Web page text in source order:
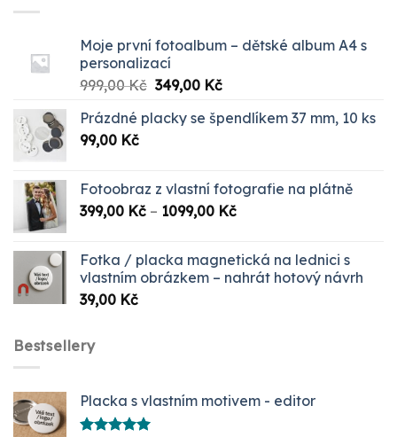
Moje první fotoalbum – dětské album A4 s
personalizací
999,00Kč Původní
byla:
349,00 KčAktuální
je:
Prázdné placky se špendlíkem 37 mm, 10 ks
99,00 Kč
Fotoobraz z vlastní fotografie na plátně
399,00 Kč – 1099,00 KčRozpětí
až
1099,00 Kč
Fotka / placka magnetická na lednici s
vlastním obrázkem – nahrát hotový návrh
39,00 Kč
Bestsellery
Placka s vlastním motivem - editor